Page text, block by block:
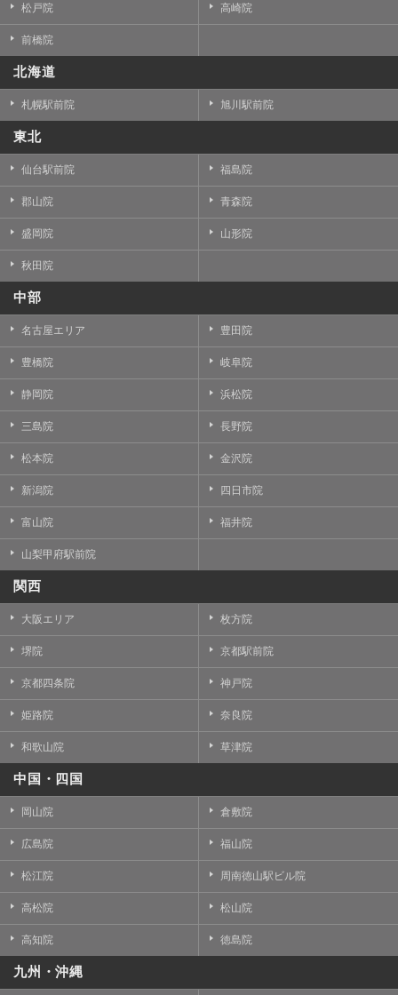
松戸院 高崎院
前橋院
北海道
札幌駅前院 旭川駅前院
東北
仙台駅前院 福島院
郡山院 青森院
盛岡院 山形院
秋田院
中部
名古屋エリア 豊田院
豊橋院 岐阜院
静岡院 浜松院
三島院 長野院
松本院 金沢院
新潟院 四日市院
富山院 福井院
山梨甲府駅前院
関西
大阪エリア 枚方院
堺院 京都駅前院
京都四条院 神戸院
姫路院 奈良院
和歌山院 草津院
中国・四国
岡山院 倉敷院
広島院 福山院
松江院 周南徳山駅ビル院
高松院 松山院
高知院 徳島院
九州・沖縄